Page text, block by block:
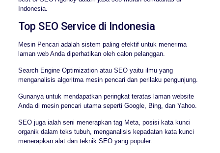
Indonesia.
Top SEO Service di Indonesia
Mesin Pencari adalah sistem paling efektif untuk menerima
laman web Anda diperhatikan oleh calon pelanggan.
Search Engine Optimization atau SEO yaitu ilmu yang
menganalisis algoritma mesin pencari dan perilaku pengunjung.
Gunanya untuk mendapatkan peringkat teratas laman website
Anda di mesin pencari utama seperti Google, Bing, dan Yahoo.
SEO juga ialah seni menerapkan tag Meta, posisi kata kunci
organik dalam teks tubuh, menganalisis kepadatan kata kunci
menerapkan alat dan teknik SEO yang populer.